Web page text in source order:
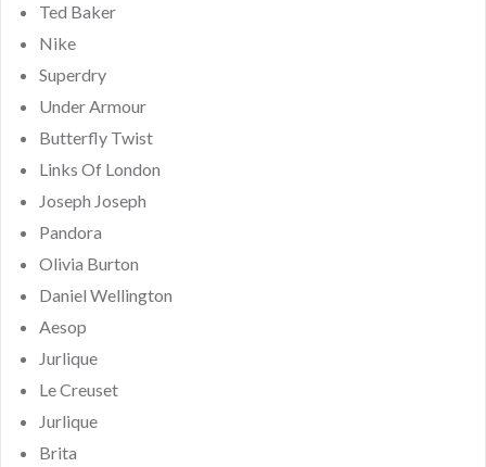
Ted Baker
Nike
Superdry
Under Armour
Butterfly Twist
Links Of London
Joseph Joseph
Pandora
Olivia Burton
Daniel Wellington
Aesop
Jurlique
Le Creuset
Jurlique
Brita